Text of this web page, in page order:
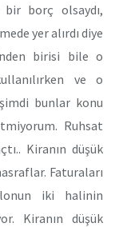
borç olsaydı,
yer alırdı diye
birisi bile o
ve o
şimdi bunlar konu
Ruhsat
Kiranın düşük
Faturaları
iki halinin
Kiranın düşük